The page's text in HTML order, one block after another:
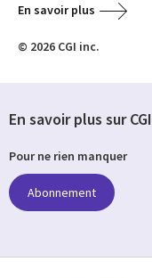
En savoir plus
© 2026 CGI inc.
En savoir plus sur CGI
Pour ne rien manquer
Abonnement